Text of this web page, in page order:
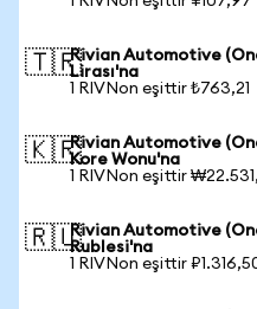
🇹🇷Rivian Automotive
Lirası'na
1 RIVNon eşittir ₺763,21
🇰🇷Rivian Automotive
Kore Wonu'na
1 RIVNon eşittir
🇷🇺Rivian Automotive
Rublesi'na
1 RIVNon eşittir